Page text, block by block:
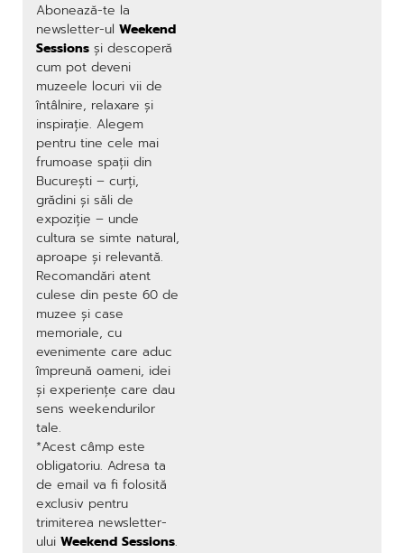
Abonează-te la
newsletter-ul Weekend
Sessions și descoperă
cum pot deveni
muzeele locuri vii de
întâlnire, relaxare și
inspirație. Alegem
pentru tine cele mai
frumoase spații din
București – curți,
grădini și săli de
expoziție – unde
cultura se simte natural,
aproape și relevantă.
Recomandări atent
culese din peste 60 de
muzee și case
memoriale, cu
evenimente care aduc
împreună oameni, idei
și experiențe care dau
sens weekendurilor
tale.
*Acest câmp este
obligatoriu. Adresa ta
de email va fi folosită
exclusiv pentru
trimiterea newsletter-
ului Weekend Sessions.